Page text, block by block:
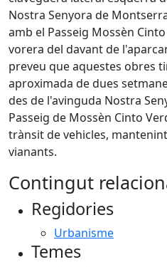
Nostra Senyora de
amb el Passeig Mossèn
vorera del davant de
preveu que aquestes obres
aproximada de dues
des de l'avinguda Nostra
Passeig de Mossèn Cinto
trànsit de vehicles,
vianants.
Contingut
Regidories
Urbanisme
Temes